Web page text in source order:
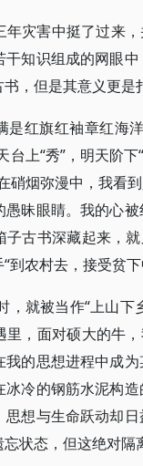
灾害中挺了过来
知识组成的网眼
，但是其意义更是
是红旗红袖章红海
上“秀”，明天阶
硝烟弥漫中，我看
昧眼睛。我的心
古书深藏起来，
到农村去，接受贫
，就被当作“上山下
，面对硕大的牛
的思想进程中成
冷的钢筋水泥构
想与生命跃动却
状态，但这绝对隔